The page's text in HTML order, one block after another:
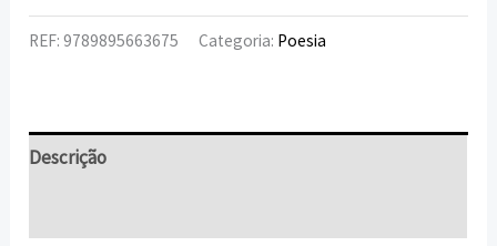
REF:9789895663675 Categoria: Poesia
Descrição